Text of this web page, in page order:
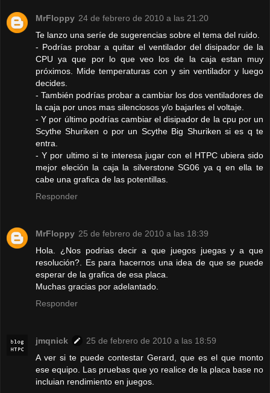
MrFloppy 24 de febrero de 2010 a las 21:20
Te lanzo una seríe de sugerencias sobre el tema del ruido.
- Podrías probar a quitar el ventilador del disipador de la
CPU ya que por lo que veo los de la caja estan muy
próximos. Mide temperaturas con y sin ventilador y luego
decides.
- También podrías probar a cambiar los dos ventiladores de
la caja por unos mas silenciosos y/o bajarles el voltaje.
- Y por último podrías cambiar el disipador de la cpu por un
Scythe Shuriken o por un Scythe Big Shuriken si es q te
entra.
- Y por ultimo si te interesa jugar con el HTPC ubiera sido
mejor eleción la caja la silverstone SG06 ya q en ella te
cabe una grafica de las potentillas.
Responder
MrFloppy 25 de febrero de 2010 a las 18:39
Hola. ¿Nos podrias decir a que juegos juegas y a que
resolución?. Es para hacernos una idea de que se puede
esperar de la grafica de esa placa.
Muchas gracias por adelantado.
Responder
jmqnick
25 de febrero de 2010 a las 18:59
A ver si te puede contestar Gerard, que es el que monto
ese equipo. Las pruebas que yo realice de la placa base no
incluian rendimiento en juegos.